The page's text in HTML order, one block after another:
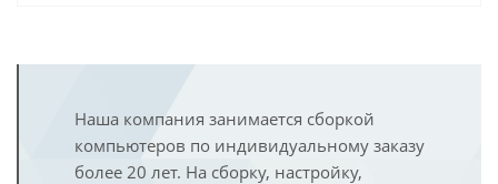
Наша компания занимается сборкой
компьютеров по индивидуальному заказу
более 20 лет. На сборку, настройку,